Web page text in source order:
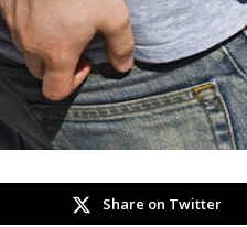
Share on Twitter